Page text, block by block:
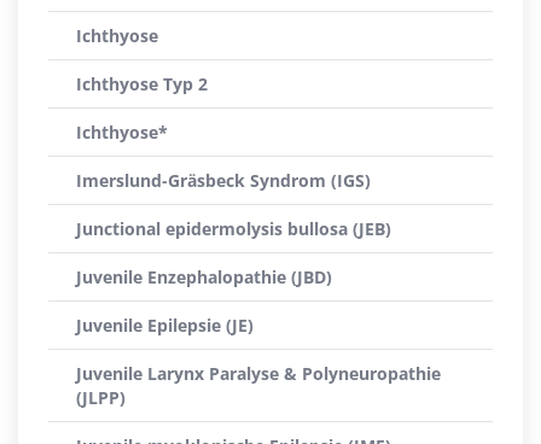
Ichthyose
Ichthyose Typ 2
Ichthyose*
Imerslund-Gräsbeck Syndrom (IGS)
Junctional epidermolysis bullosa (JEB)
Juvenile Enzephalopathie (JBD)
Juvenile Epilepsie (JE)
Juvenile Larynx Paralyse & Polyneuropathie
(JLPP)